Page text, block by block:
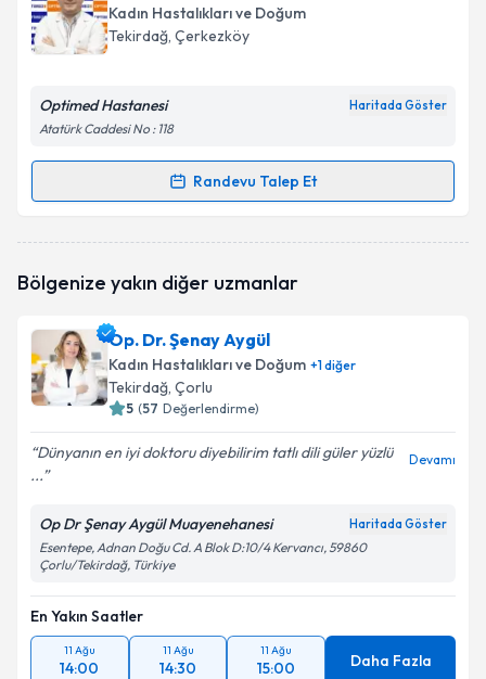
Kadın Hastalıkları ve Doğum
Tekirdağ, Çerkezköy
Optimed Hastanesi Haritada Göster
Atatürk Caddesi No : 118
Randevu Talep Et
Randevu Takvimi Talebi
oluşturun. Size bu uzmandan randevu almanız için bir
E-posta Adresiniz
Kişisel verilerimin işlenmesine ilişkinAydınlatma
Takvim Talebini Gönder
Bölgenize yakın diğer uzmanlar
Op. Dr. Şenay Aygül
Kadın Hastalıkları ve Doğum +1diğer
Tekirdağ, Çorlu
5 (57 Değerlendirme)
Dünyanın en iyi doktoru diyebilirim tatlı dili güler yüzlü
...
Devamı
Op Dr Şenay Aygül Muayenehanesi Haritada Göster
Esentepe, Adnan Doğu Cd. A Blok D:10/4 Kervancı, 59860
Çorlu/Tekirdağ, Türkiye
En Yakın Saatler
11 Ağu
14:00
11 Ağu
14:30
11 Ağu
15:00 Daha Fazla